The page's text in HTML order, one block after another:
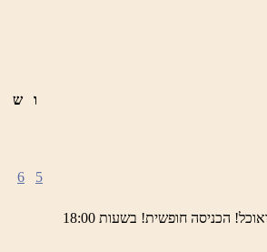
ו ש
ימי חמישי באתר השחזור בראש פינה מוזמנים לחוויה תרבותית, להנות מהיופי של ראש פינה העתיקה, עם שלל גלריות, דוכנים, הופעות חיות, בירה, ופעילות לילדים ואוכל! הכניסה חופשית! בשעות 18:00
5
6